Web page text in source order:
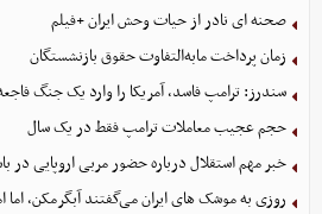
صحنه ای نادر از حیات وحش ایران +فیلم
زمان پرداخت مابه‌التفاوت حقوق بازنشستگان
سندرز: ترامپ فاسد، آمریکا را وارد یک جنگ
حجم عجیب معاملات ترامپ فقط در یک سال
خبر مهم استقلال درباره حضور مربی اروپایی در
روزی به موشک‌ های ایران می‌گفتند آبگرمکن، اما